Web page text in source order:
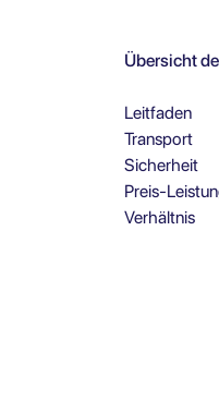
Übersicht
Leitfaden
Transport
Sicherheit
Preis-
Verhältnis